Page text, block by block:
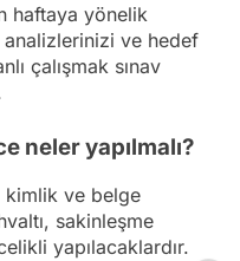
haftaya yönelik
analizlerinizi ve hedef
çalışmak sınav
neler yapılmalı?
kimlik ve belge
sakinleşme
yapılacaklardır.